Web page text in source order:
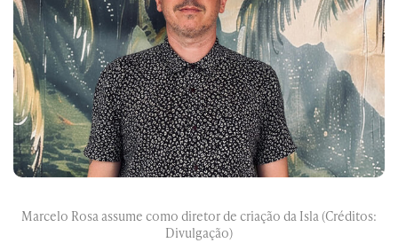
Marcelo Rosa assume como diretor de criação da Isla (Créditos:
Divulgação)